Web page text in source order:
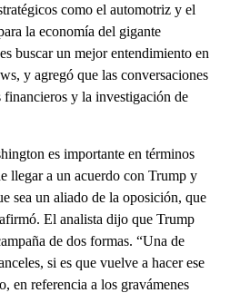
como el automotriz y el
la economía del gigante
buscar un mejor entendimiento en
y agregó que las conversaciones
y la investigación de
es importante en términos
llegar a un acuerdo con Trump y
sea un aliado de la oposición, que
El analista dijo que Trump
de dos formas. “Una de
si es que vuelve a hacer ese
en referencia a los gravámenes